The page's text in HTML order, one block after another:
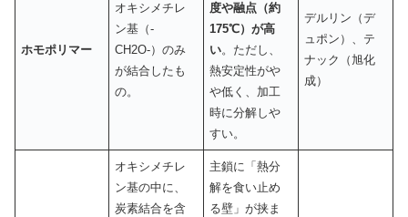
ホモポリマー
オキシメチレ
ン基（-
CH2O-）のみ
が結合したも
の。
度や融点（約
175℃）が高
い。ただし、
熱安定性がや
や低く、加工
時に分解しや
すい。
デルリン（デ
ュポン）、テ
ナック（旭化
成）
オキシメチレ
ン基の中に、
炭素結合を含
主鎖に「熱分
解を食い止め
る壁」が挟ま